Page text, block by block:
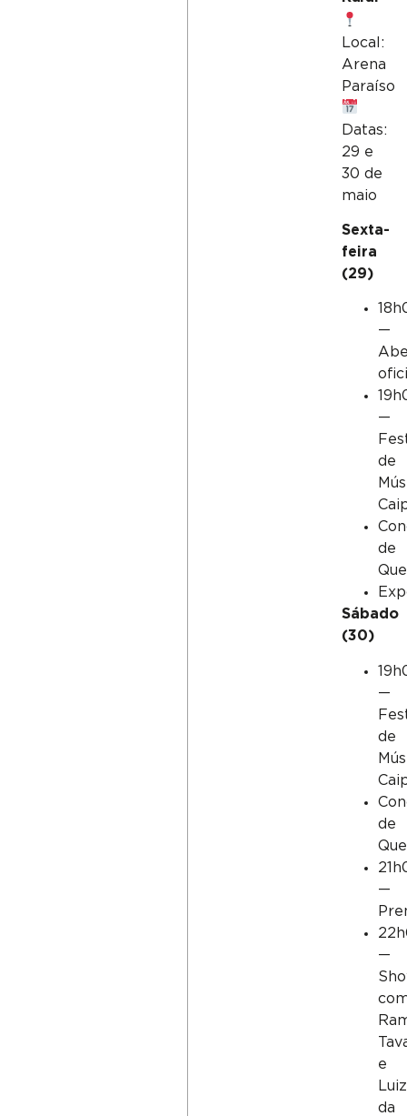
Local:
Arena
Paraíso
Datas:
29 e
30 de
maio
Sexta-
feira
(29)
—
—
de
de
Sábado
(30)
—
de
de
—
—
e
da